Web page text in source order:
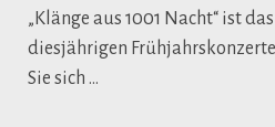
„Klänge aus 1001 Nacht“ ist
diesjährigen
Sie sich …